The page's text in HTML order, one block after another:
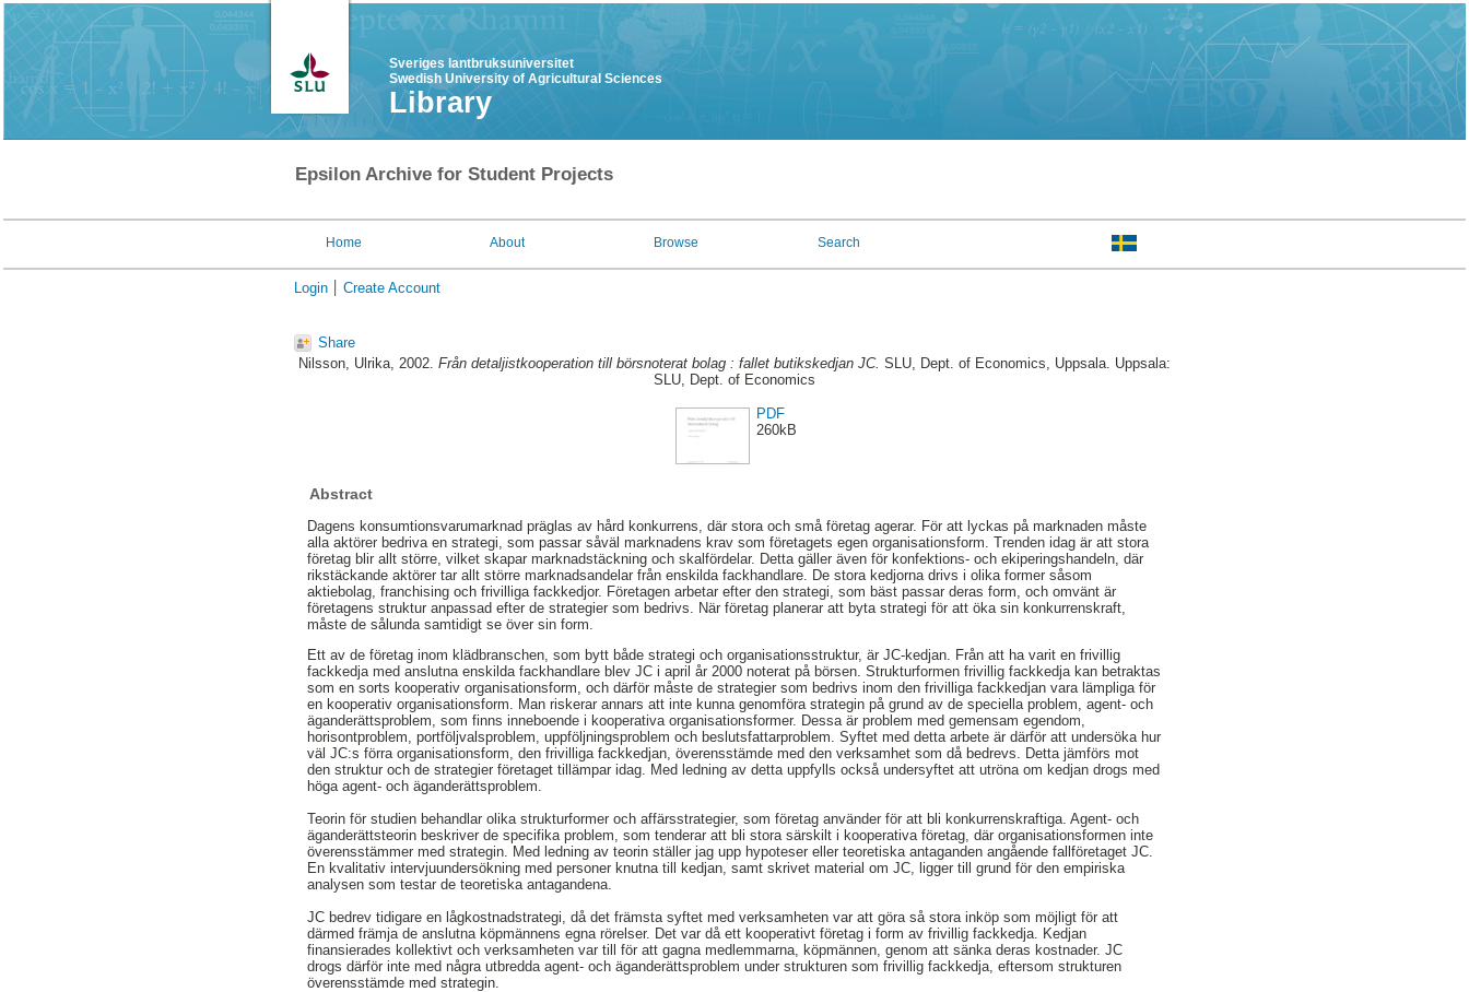
Sveriges lantbruksuniversitet
Swedish University of Agricultural Sciences
Library
Epsilon Archive for Student Projects
Home About Browse Search
Login Create Account
Share
Nilsson, Ulrika, 2002. Från detaljistkooperation till börsnoterat bolag : fallet butikskedjan JC. SLU, Dept. of Economics, Uppsala. Uppsala:
SLU, Dept. of Economics
PDF
260kB
Abstract
Dagens konsumtionsvarumarknad präglas av hård konkurrens, där stora och små företag agerar. För att lyckas på marknaden måste
alla aktörer bedriva en strategi, som passar såväl marknadens krav som företagets egen organisationsform. Trenden idag är att stora
företag blir allt större, vilket skapar marknadstäckning och skalfördelar. Detta gäller även för konfektions- och ekiperingshandeln, där
rikstäckande aktörer tar allt större marknadsandelar från enskilda fackhandlare. De stora kedjorna drivs i olika former såsom
aktiebolag, franchising och frivilliga fackkedjor. Företagen arbetar efter den strategi, som bäst passar deras form, och omvänt är
företagens struktur anpassad efter de strategier som bedrivs. När företag planerar att byta strategi för att öka sin konkurrenskraft,
måste de sålunda samtidigt se över sin form.
Ett av de företag inom klädbranschen, som bytt både strategi och organisationsstruktur, är JC-kedjan. Från att ha varit en frivillig
fackkedja med anslutna enskilda fackhandlare blev JC i april år 2000 noterat på börsen. Strukturformen frivillig fackkedja kan betraktas
som en sorts kooperativ organisationsform, och därför måste de strategier som bedrivs inom den frivilliga fackkedjan vara lämpliga för
en kooperativ organisationsform. Man riskerar annars att inte kunna genomföra strategin på grund av de speciella problem, agent- och
äganderättsproblem, som finns inneboende i kooperativa organisationsformer. Dessa är problem med gemensam egendom,
horisontproblem, portföljvalsproblem, uppföljningsproblem och beslutsfattarproblem. Syftet med detta arbete är därför att undersöka hur
väl JC:s förra organisationsform, den frivilliga fackkedjan, överensstämde med den verksamhet som då bedrevs. Detta jämförs mot
den struktur och de strategier företaget tillämpar idag. Med ledning av detta uppfylls också undersyftet att utröna om kedjan drogs med
höga agent- och äganderättsproblem.
Teorin för studien behandlar olika strukturformer och affärsstrategier, som företag använder för att bli konkurrenskraftiga. Agent- och
äganderättsteorin beskriver de specifika problem, som tenderar att bli stora särskilt i kooperativa företag, där organisationsformen inte
överensstämmer med strategin. Med ledning av teorin ställer jag upp hypoteser eller teoretiska antaganden angående fallföretaget JC.
En kvalitativ intervjuundersökning med personer knutna till kedjan, samt skrivet material om JC, ligger till grund för den empiriska
analysen som testar de teoretiska antagandena.
JC bedrev tidigare en lågkostnadstrategi, då det främsta syftet med verksamheten var att göra så stora inköp som möjligt för att
därmed främja de anslutna köpmännens egna rörelser. Det var då ett kooperativt företag i form av frivillig fackkedja. Kedjan
finansierades kollektivt och verksamheten var till för att gagna medlemmarna, köpmännen, genom att sänka deras kostnader. JC
drogs därför inte med några utbredda agent- och äganderättsproblem under strukturen som frivillig fackkedja, eftersom strukturen
överensstämde med strategin.